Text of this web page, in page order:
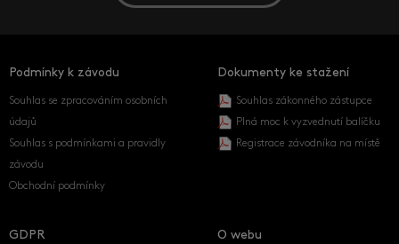
Podmínky k závodu
Souhlas se zpracováním osobních
údajů
Souhlas s podmínkami a pravidly
závodu
Obchodní podmínky
Dokumenty ke stažení
Souhlas zákonného zástupce
Plná moc k vyzvednutí balíčku
Registrace závodníka na místě
GDPR O webu